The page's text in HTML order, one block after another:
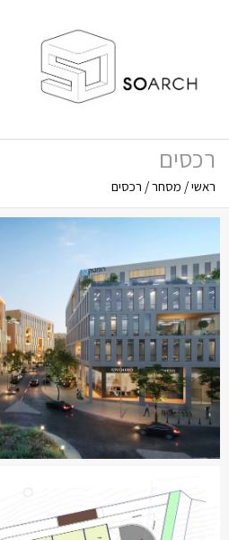
רכסים
ראשי/ מסחר/ רכסים